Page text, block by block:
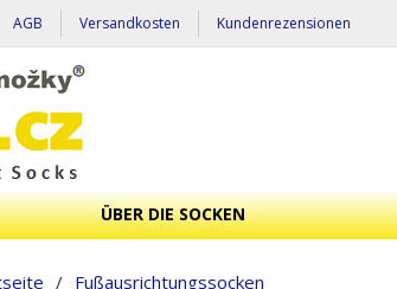
AGB Versandkosten Kundenrezensionen
ÜBER DIE SOCKEN
/ Fußausrichtungssocken